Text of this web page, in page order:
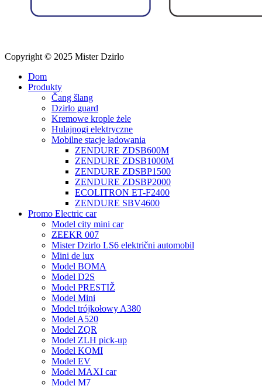
Copyright © 2025 Mister Dzirlo
Dom
Produkty
Čang šlang
Dzirlo guard
Kremowe krople żele
Hulajnogi elektryczne
Mobilne stacje ładowania
ZENDURE ZDSB600M
ZENDURE ZDSB1000M
ZENDURE ZDSBP1500
ZENDURE ZDSBP2000
ECOLITRON ET-F2400
ZENDURE SBV4600
Promo Electric car
Model city mini car
ZEEKR 007
Mister Dzirlo LS6 električni automobil
Mini de lux
Model BOMA
Model D2S
Model PRESTIŽ
Model Mini
Model trójkołowy A380
Model A520
Model ZQR
Model ZLH pick-up
Model KOMI
Model EV
Model MAXI car
Model M7